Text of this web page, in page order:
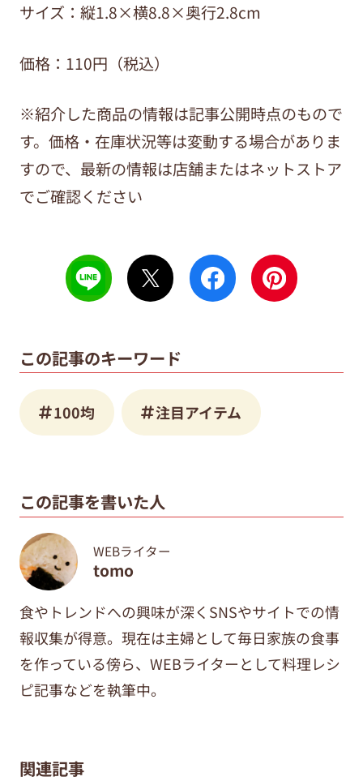
サイズ： 縦1.8×横8.8×奥行2.8cm
価格：110円（税込）
※紹介した商品の情報は記事公開時点のもので
す。価格・在庫状況等は変動する場合がありま
すので、最新の情報は店舗またはネットストア
でご確認ください
この記事のキーワード
100均 注目アイテム
この記事を書いた人
WEBライター
tomo
食やトレンドへの興味が深くSNSやサイトでの情
報収集が得意。現在は主婦として毎日家族の食事
を作っている傍ら、WEBライターとして料理レシ
ピ記事などを執筆中。
関連記事